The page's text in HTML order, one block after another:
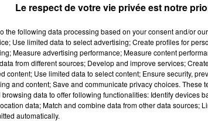
Le respect de votre vie privée est notre
the following data processing based on your consent and/or
Use limited data to select advertising; Create profiles for
Measure advertising performance; Measure content
from different sources; Develop and improve services;
content; Use limited data to select content; Ensure security,
and content; Save and communicate privacy choices. These
data to offer following functionalities: Identify devices
data; Match and combine data from other data sources;
automatically.